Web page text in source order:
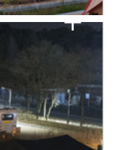
지
날 변경 안내